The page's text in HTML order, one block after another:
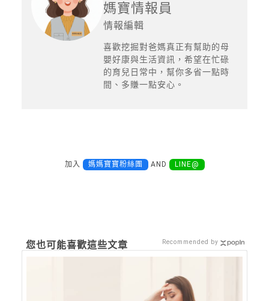
媽寶情報員
情報編輯
喜歡挖掘對爸媽真正有幫助的母
嬰好康與生活資訊，希望在忙碌
的育兒日常中，幫你多省一點時
間、多賺一點安心。
加入 媽媽寶寶粉絲團 AND LINE@
您也可能喜歡這些文章 Recommended by